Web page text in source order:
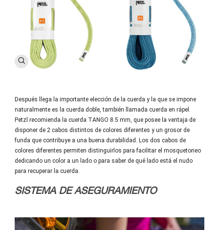
Después llega la importante elección de la cuerda y la que se impone
naturalmente es la cuerda doble, también llamada cuerda en rápel.
Petzl recomienda la cuerda TANGO 8.5 mm, que posee la ventaja de
disponer de 2 cabos distintos de colores diferentes y un grosor de
funda que contribuye a una buena durabilidad. Los dos cabos de
colores diferentes permiten distinguirlos para facilitar el mosquetoneo
dedicando un color a un lado o para saber de qué lado está el nudo
para recuperar la cuerda.
SISTEMA DE ASEGURAMIENTO